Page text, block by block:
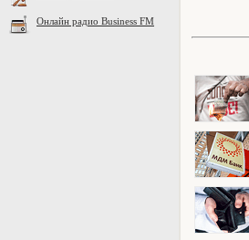
Онлайн радио Business FM